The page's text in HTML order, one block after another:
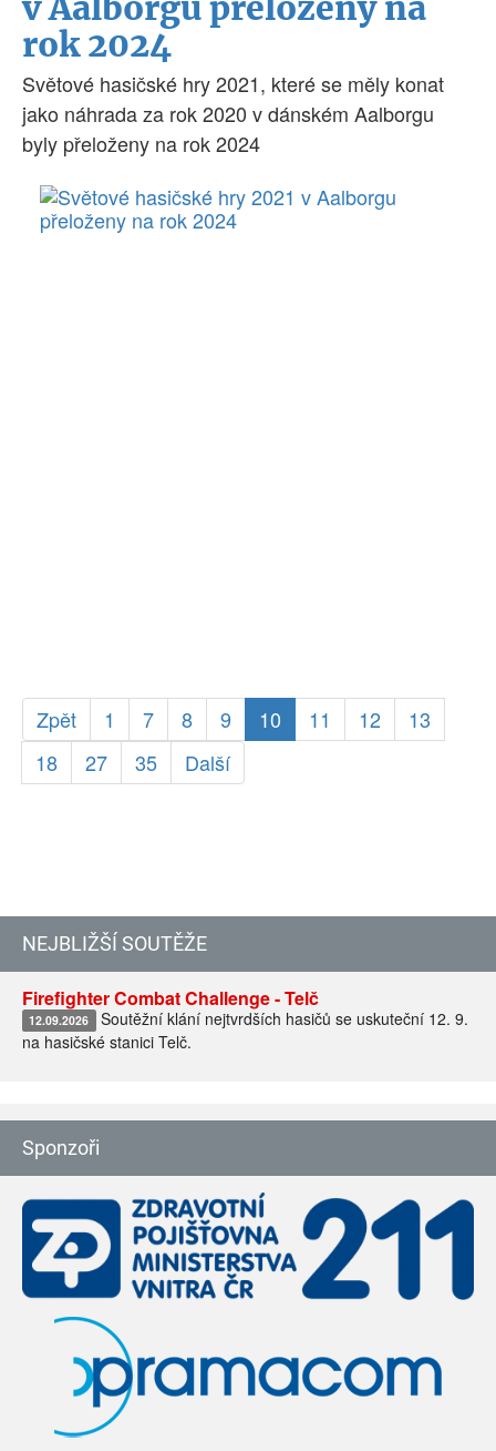
rok 2024
Světové hasičské hry 2021, které se měly konat
jako náhrada za rok 2020 v dánském Aalborgu
byly přeloženy na rok 2024
Zpět 1 7 8 9 10 11 12
13
18
27 35 Další
NEJBLIŽŠÍ SOUTĚŽE
Firefighter Combat Challenge - Telč
12.09.2026 Soutěžní klání nejtvrdších hasičů se uskuteční 12. 9.
na hasičské stanici Telč.
Sponzoři